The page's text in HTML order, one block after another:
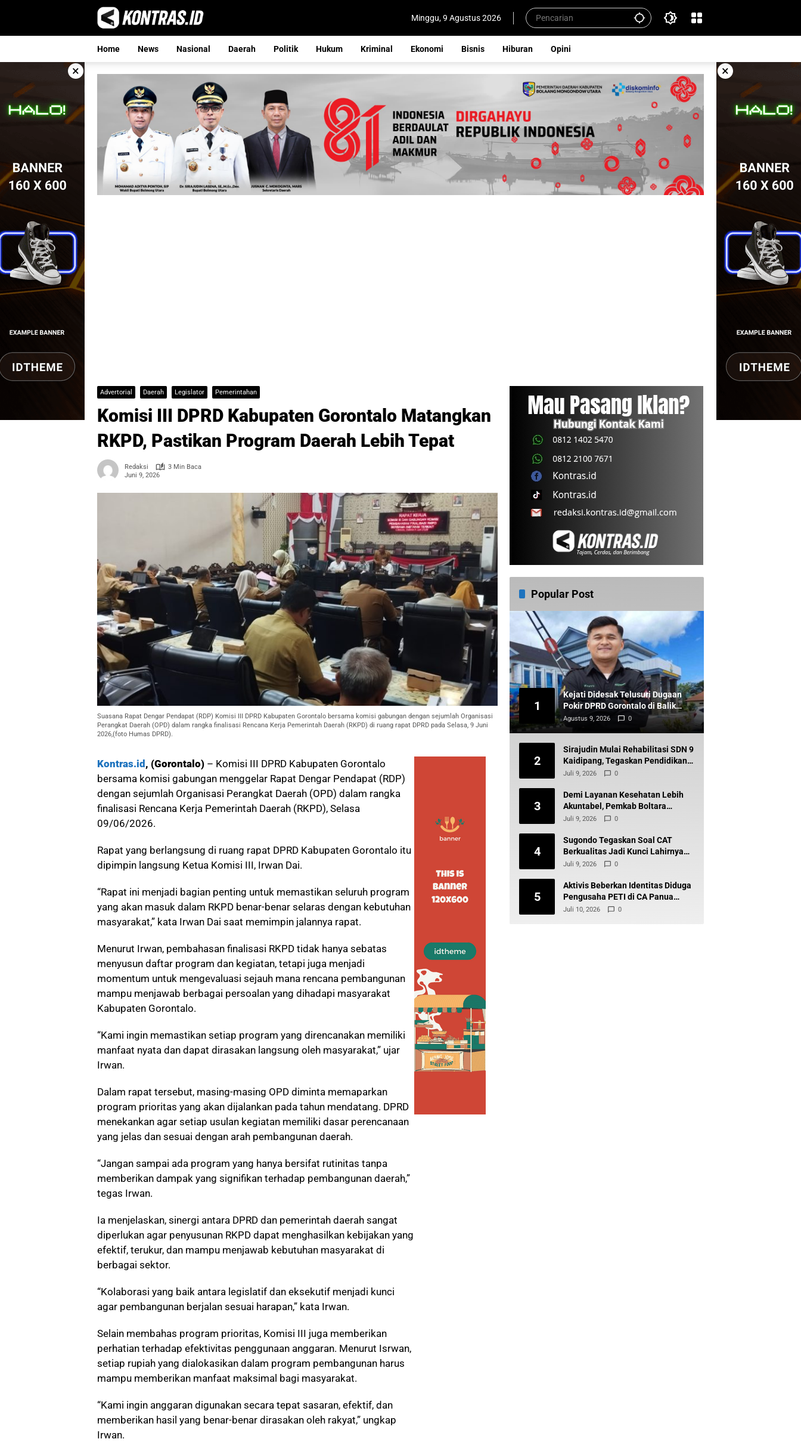
Minggu, 9 Agustus 2026
Home News Nasional Daerah Politik Hukum Kriminal Ekonomi Bisnis Hiburan Opini
× ×
Advertorial Daerah Legislator Pemerintahan
Komisi III DPRD Kabupaten Gorontalo Matangkan
RKPD, Pastikan Program Daerah Lebih Tepat
Redaksi
3 Min Baca
Juni 9, 2026
Suasana Rapat Dengar Pendapat (RDP) Komisi III DPRD Kabupaten Gorontalo bersama komisi gabungan dengan sejumlah Organisasi
Perangkat Daerah (OPD) dalam rangka finalisasi Rencana Kerja Pemerintah Daerah (RKPD) di ruang rapat DPRD pada Selasa, 9 Juni
2026,(foto Humas DPRD).
Kontras.id , (Gorontalo) – Komisi III DPRD Kabupaten Gorontalo
bersama komisi gabungan menggelar Rapat Dengar Pendapat (RDP)
dengan sejumlah Organisasi Perangkat Daerah (OPD) dalam rangka
finalisasi Rencana Kerja Pemerintah Daerah (RKPD), Selasa
09/06/2026.
Rapat yang berlangsung di ruang rapat DPRD Kabupaten Gorontalo itu
dipimpin langsung Ketua Komisi III, Irwan Dai.
“Rapat ini menjadi bagian penting untuk memastikan seluruh program
yang akan masuk dalam RKPD benar-benar selaras dengan kebutuhan
masyarakat,” kata Irwan Dai saat memimpin jalannya rapat.
Menurut Irwan, pembahasan finalisasi RKPD tidak hanya sebatas
menyusun daftar program dan kegiatan, tetapi juga menjadi
momentum untuk mengevaluasi sejauh mana rencana pembangunan
mampu menjawab berbagai persoalan yang dihadapi masyarakat
Kabupaten Gorontalo.
“Kami ingin memastikan setiap program yang direncanakan memiliki
manfaat nyata dan dapat dirasakan langsung oleh masyarakat,” ujar
Irwan.
Dalam rapat tersebut, masing-masing OPD diminta memaparkan
program prioritas yang akan dijalankan pada tahun mendatang. DPRD
menekankan agar setiap usulan kegiatan memiliki dasar perencanaan
yang jelas dan sesuai dengan arah pembangunan daerah.
“Jangan sampai ada program yang hanya bersifat rutinitas tanpa
memberikan dampak yang signifikan terhadap pembangunan daerah,”
tegas Irwan.
Ia menjelaskan, sinergi antara DPRD dan pemerintah daerah sangat
diperlukan agar penyusunan RKPD dapat menghasilkan kebijakan yang
efektif, terukur, dan mampu menjawab kebutuhan masyarakat di
berbagai sektor.
“Kolaborasi yang baik antara legislatif dan eksekutif menjadi kunci
agar pembangunan berjalan sesuai harapan,” kata Irwan.
Selain membahas program prioritas, Komisi III juga memberikan
perhatian terhadap efektivitas penggunaan anggaran. Menurut Isrwan,
setiap rupiah yang dialokasikan dalam program pembangunan harus
mampu memberikan manfaat maksimal bagi masyarakat.
“Kami ingin anggaran digunakan secara tepat sasaran, efektif, dan
memberikan hasil yang benar-benar dirasakan oleh rakyat,” ungkap
Irwan.
Popular Post
1
Kejati Didesak Telusuri Dugaan
Pokir DPRD Gorontalo di Balik
Hibah KONI
Agustus 9, 2026 0
2
Sirajudin Mulai Rehabilitasi SDN 9
Kaidipang, Tegaskan Pendidikan
Tetap Prioritas Daerah
Juli 9, 2026 0
3
Demi Layanan Kesehatan Lebih
Akuntabel, Pemkab Boltara
Percepat Digitalisasi Keuangan
Juli 9, 2026 0
4
Sugondo Tegaskan Soal CAT
Berkualitas Jadi Kunci Lahirnya
ASN Profesional dan Berintegritas
Juli 9, 2026 0
5
Aktivis Beberkan Identitas Diduga
Pengusaha PETI di CA Panua
Gunung Polutube Desa Balayo
Juli 10, 2026 0